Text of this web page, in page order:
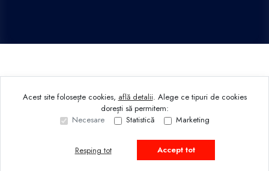
Acest site folosește cookies, află detalii. Alege ce tipuri de cookies
dorești să permitem:
Necesare
Statistică Marketing
Resping tot Accept tot